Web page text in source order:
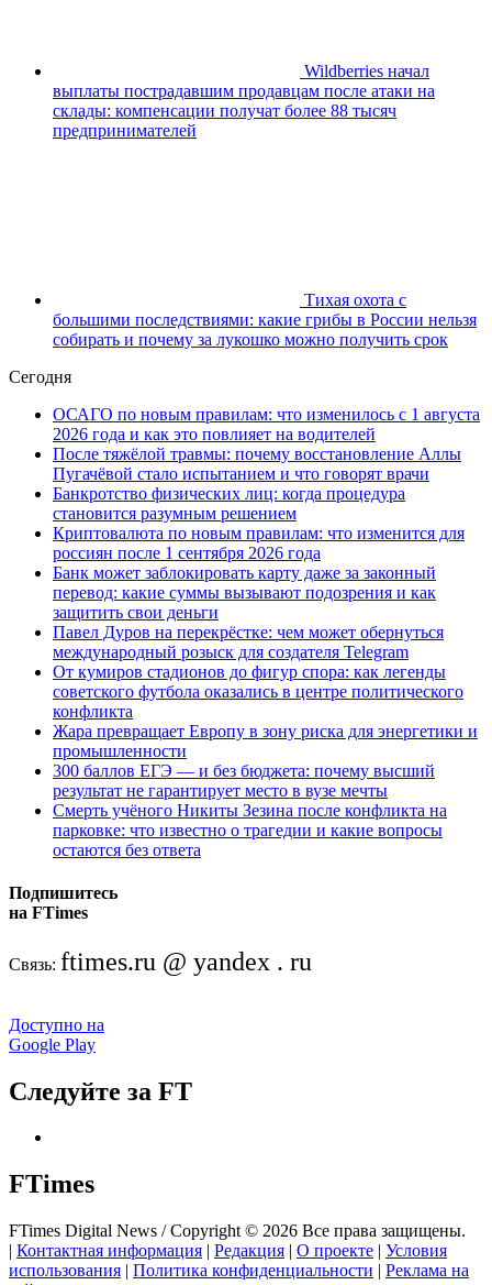
Wildberries начал
выплаты пострадавшим продавцам после атаки на
склады: компенсации получат более 88 тысяч
предпринимателей
Тихая охота с
большими последствиями: какие грибы в России нельзя
собирать и почему за лукошко можно получить срок
Сегодня
ОСАГО по новым правилам: что изменилось с 1 августа
2026 года и как это повлияет на водителей
После тяжёлой травмы: почему восстановление Аллы
Пугачёвой стало испытанием и что говорят врачи
Банкротство физических лиц: когда процедура
становится разумным решением
Криптовалюта по новым правилам: что изменится для
россиян после 1 сентября 2026 года
Банк может заблокировать карту даже за законный
перевод: какие суммы вызывают подозрения и как
защитить свои деньги
Павел Дуров на перекрёстке: чем может обернуться
международный розыск для создателя Telegram
От кумиров стадионов до фигур спора: как легенды
советского футбола оказались в центре политического
конфликта
Жара превращает Европу в зону риска для энергетики и
промышленности
300 баллов ЕГЭ — и без бюджета: почему высший
результат не гарантирует место в вузе мечты
Смерть учёного Никиты Зезина после конфликта на
парковке: что известно о трагедии и какие вопросы
остаются без ответа
Подпишитесь
на FTimes
Связь: ftimes.ru @ yandex . ru
Доступно на
Google Play
Следуйте за FT
FTimes
FTimes Digital News / Copyright © 2026 Все права защищены.
| Контактная информация | Редакция | О проекте | Условия
использования | Политика конфиденциальности | Реклама на